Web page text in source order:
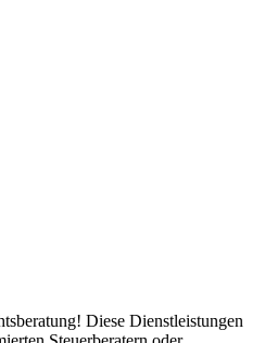
Diese Dienstleistungen